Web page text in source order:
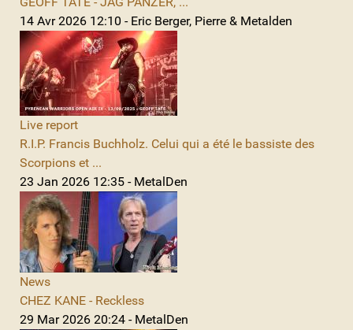
14 Avr 2026 12:10 - Eric Berger, Pierre & Metalden
Live report
R.I.P. Francis Buchholz. Celui qui a été le bassiste des
Scorpions et ...
23 Jan 2026 12:35 - MetalDen
News
CHEZ KANE - Reckless
29 Mar 2026 20:24 - MetalDen